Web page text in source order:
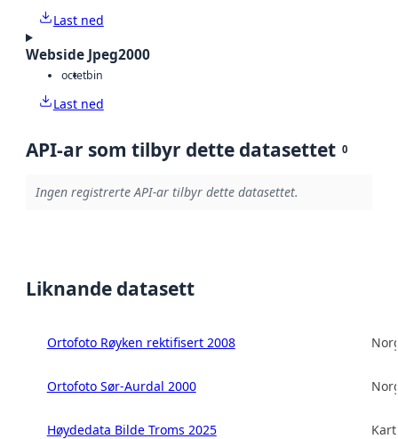
Last ned
Webside Jpeg2000
octetbin
Last ned
API-ar som tilbyr dette datasettet 0
Ingen registrerte API-ar tilbyr dette datasettet.
Liknande datasett
Ortofoto Røyken rektifisert 2008
Ortofoto Sør-Aurdal 2000
Høydedata Bilde Troms 2025